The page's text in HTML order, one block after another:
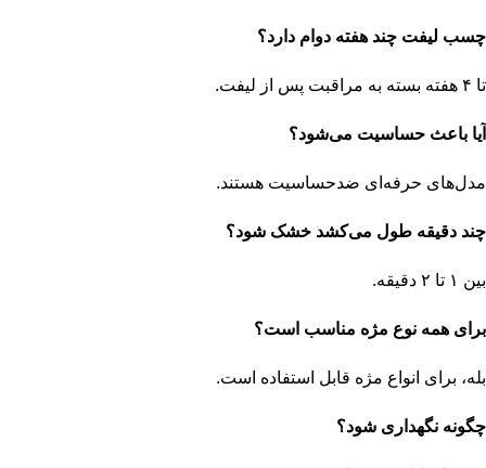
چسب لیفت چند هفته دوام دارد؟
تا ۴ هفته بسته به مراقبت پس از لیفت.
آیا باعث حساسیت می‌شود؟
مدل‌های حرفه‌ای ضدحساسیت هستند.
چند دقیقه طول می‌کشد خشک شود؟
بین ۱ تا ۲ دقیقه.
برای همه نوع مژه مناسب است؟
بله، برای انواع مژه قابل استفاده است.
چگونه نگهداری شود؟